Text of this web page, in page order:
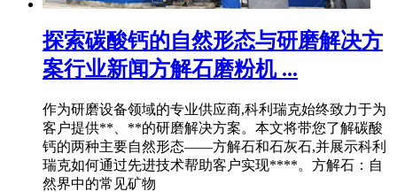
探索碳酸钙的自然形态与研磨解决方
案行业新闻方解石磨粉机 ...
作为研磨设备领域的专业供应商,科利瑞克始终致力于为
客户提供**、**的研磨解决方案。本文将带您了解碳酸
钙的两种主要自然形态——方解石和石灰石,并展示科利
瑞克如何通过先进技术帮助客户实现****。方解石：自
然界中的常见矿物